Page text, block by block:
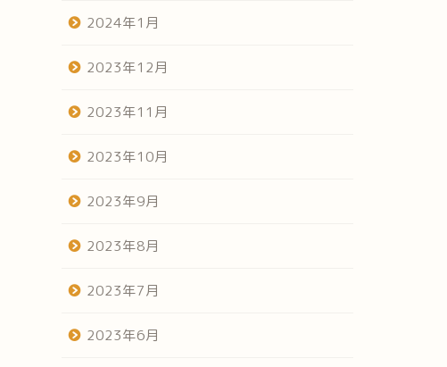
2024年1月
2023年12月
2023年11月
2023年10月
2023年9月
2023年8月
2023年7月
2023年6月